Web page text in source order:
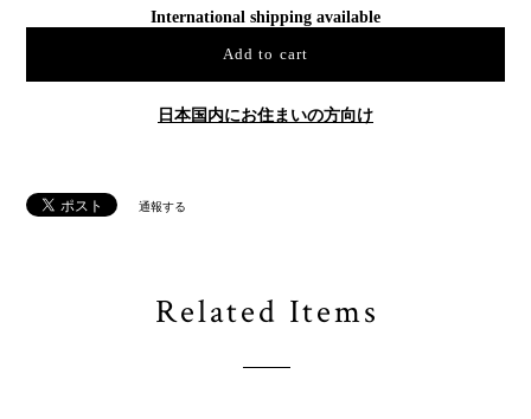
International shipping available
Add to cart
日本国内にお住まいの方向け
通報する
Related Items